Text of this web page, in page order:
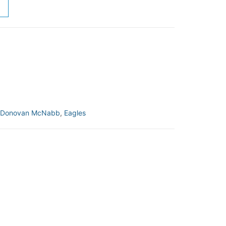
Donovan McNabb, Eagles